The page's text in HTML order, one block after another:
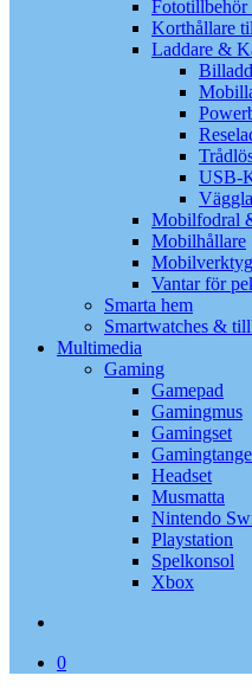
Korthållare
Laddare &
USB-
Mobilfodral
Mobilhållare
Mobilverktyg
Vantar för
Smarta hem
Smartwatches &
Multimedia
Gaming
Gamepad
Gamingmus
Gamingset
Headset
Musmatta
Nintendo
Playstation
Spelkonsol
Xbox
0